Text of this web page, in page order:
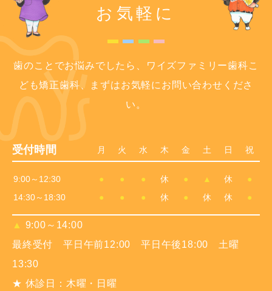
お気軽に
歯のことでお悩みでしたら、ワイズファミリー歯科こ
ども矯正歯科、まずはお気軽にお問い合わせくださ
い。
受付時間 月 火 水 木 金 土 日 祝
9:00～12:30 ● ● ● 休 ● ▲ 休
●
14:30～18:30
● ● ● 休 ● 休 休 ●
▲ 9:00～14:00
最終受付 平日午前12:00 平日午後18:00 土曜
13:30
★ 休診日：木曜・日曜